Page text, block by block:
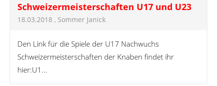
Schweizermeisterschaften U17 und U23
18.03.2018 , Sommer Janick
Den Link für die Spiele der U17 Nachwuchs
Schweizermeisterschaften der Knaben findet ihr
hier:U1...